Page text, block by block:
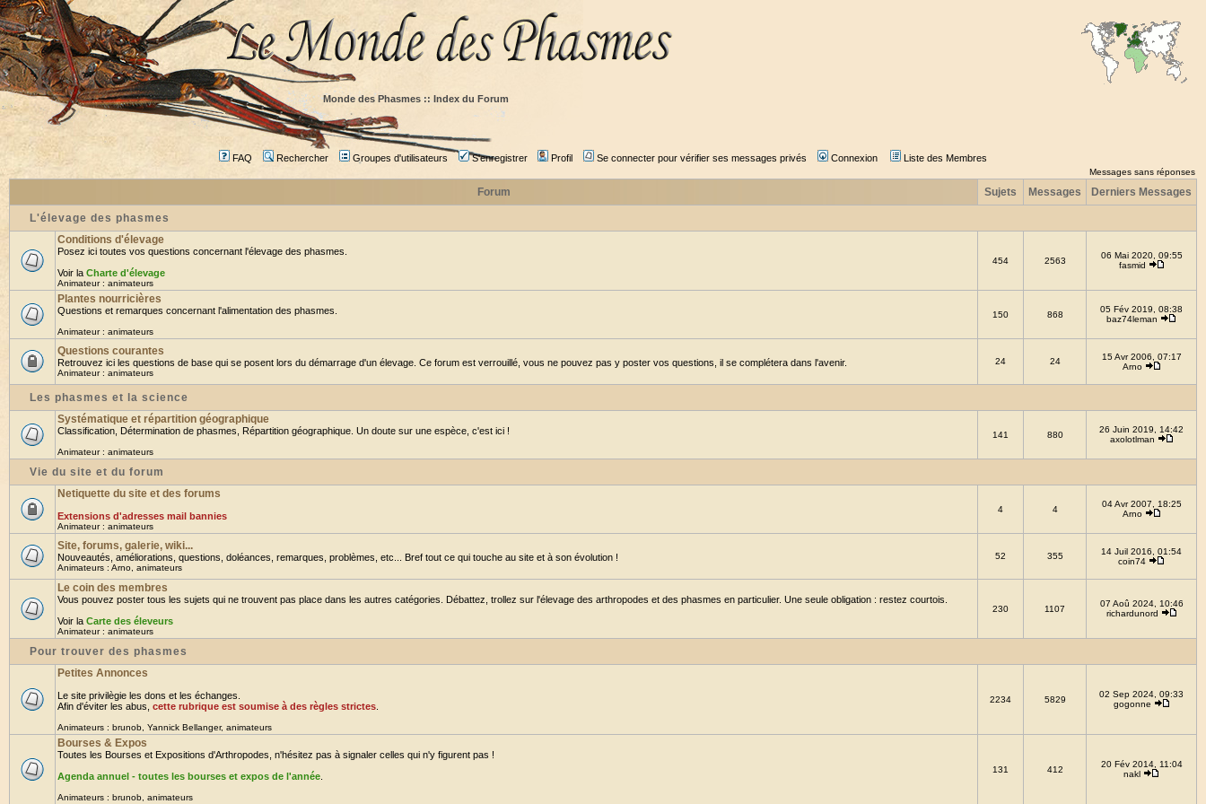
Monde des Phasmes :: Index du Forum
FAQ Rechercher Groupes d'utilisateurs S'enregistrer Profil Se connecter pour vérifier ses messages privés Connexion Liste des Membres
Messages sans réponses
Forum Sujets Messages Derniers Messages
L'élevage des phasmes
Conditions d'élevage
Posez ici toutes vos questions concernant l'élevage des phasmes.
Voir la Charte d'élevage
Animateur : animateurs
454 2563
06 Mai 2020, 09:55
fasmid
Plantes nourricières
Questions et remarques concernant l'alimentation des phasmes.
Animateur : animateurs
150 868
05 Fév 2019, 08:38
baz74leman
Questions courantes
Retrouvez ici les questions de base qui se posent lors du démarrage d'un élevage. Ce forum est verrouillé, vous ne pouvez pas y poster vos questions, il se complétera dans l'avenir.
Animateur : animateurs
24 24
15 Avr 2006, 07:17
Arno
Les phasmes et la science
Systématique et répartition géographique
Classification, Détermination de phasmes, Répartition géographique. Un doute sur une espèce, c'est ici !
Animateur : animateurs
141 880
26 Juin 2019, 14:42
axolotlman
Vie du site et du forum
Netiquette du site et des forums
Extensions d'adresses mail bannies
Animateur : animateurs
4 4
04 Avr 2007, 18:25
Arno
Site, forums, galerie, wiki...
Nouveautés, améliorations, questions, doléances, remarques, problèmes, etc... Bref tout ce qui touche au site et à son évolution !
Animateurs : Arno animateurs
52 355
14 Juil 2016, 01:54
coin74
Le coin des membres
Vous pouvez poster tous les sujets qui ne trouvent pas place dans les autres catégories. Débattez, trollez sur l'élevage des arthropodes et des phasmes en particulier. Une seule obligation : restez courtois.
Voir la Carte des éleveurs
Animateur : animateurs
230 1107
07 Aoû 2024, 10:46
richardunord
Pour trouver des phasmes
Petites Annonces
Le site privilègie les dons et les échanges.
Afin d'éviter les abus, cette rubrique est soumise à des règles strictes
Animateurs : brunob Yannick Bellanger, animateurs
2234 5829
02 Sep 2024, 09:33
gogonne
Bourses & Expos
Toutes les Bourses et Expositions d'Arthropodes, n'hésitez pas à signaler celles qui n'y figurent pas !
Agenda annuel - toutes les bourses et expos de l'année
Animateurs : brunob animateurs
131 412
20 Fév 2014, 11:04
nakl